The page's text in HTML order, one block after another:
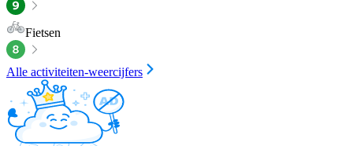
Fietsen
Alle activiteiten-weercijfers